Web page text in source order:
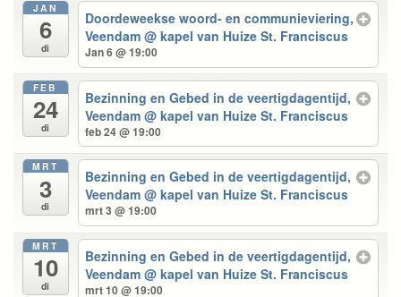
JAN
6
di
Doordeweekse woord- en communieviering,
Veendam@ kapel van Huize St. Franciscus
Jan 6 @ 19:00
FEB
24
di
Bezinning en Gebed in de veertigdagentijd,
Veendam@ kapel van Huize St. Franciscus
feb 24 @ 19:00
MRT
3
di
Bezinning en Gebed in de veertigdagentijd,
Veendam@ kapel van Huize St. Franciscus
mrt 3 @ 19:00
MRT
10
di
Bezinning en Gebed in de veertigdagentijd,
Veendam@ kapel van Huize St. Franciscus
mrt 10 @ 19:00